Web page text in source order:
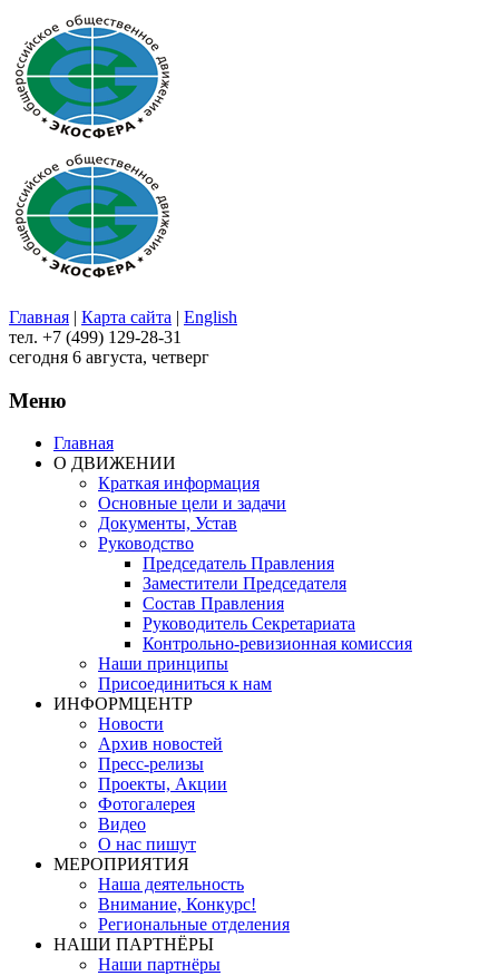
Главная | Карта сайта | English
тел. +7 (499) 129-28-31
сегодня 6 августа, четверг
Меню
Главная
О ДВИЖЕНИИ
Краткая информация
Основные цели и задачи
Документы, Устав
Руководство
Председатель Правления
Заместители Председателя
Состав Правления
Руководитель Секретариата
Контрольно-ревизионная комиссия
Наши принципы
Присоединиться к нам
ИНФОРМЦЕНТР
Новости
Архив новостей
Пресс-релизы
Проекты, Акции
Фотогалерея
Видео
О нас пишут
МЕРОПРИЯТИЯ
Наша деятельность
Внимание, Конкурс!
Региональные отделения
НАШИ ПАРТНЁРЫ
Наши партнёры